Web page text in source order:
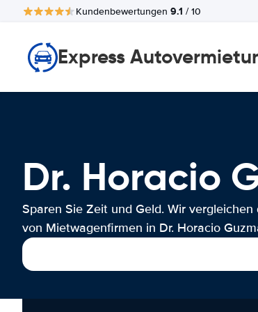
Kundenbewertungen 9.1 / 10
Express
Dr. Horacio
Sparen Sie Zeit und Geld. Wir
von Mietwagenfirmen in Dr. Horacio